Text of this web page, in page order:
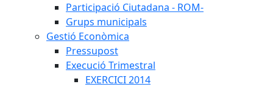
Participació Ciutadana - ROM-
Grups municipals
Gestió Econòmica
Pressupost
Execució Trimestral
EXERCICI 2014